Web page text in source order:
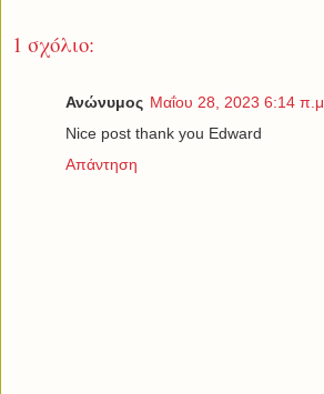
1 σχόλιο:
Ανώνυμος Μαΐου 28, 2023 6:14 π.μ.
Nice post thank you Edward
Απάντηση